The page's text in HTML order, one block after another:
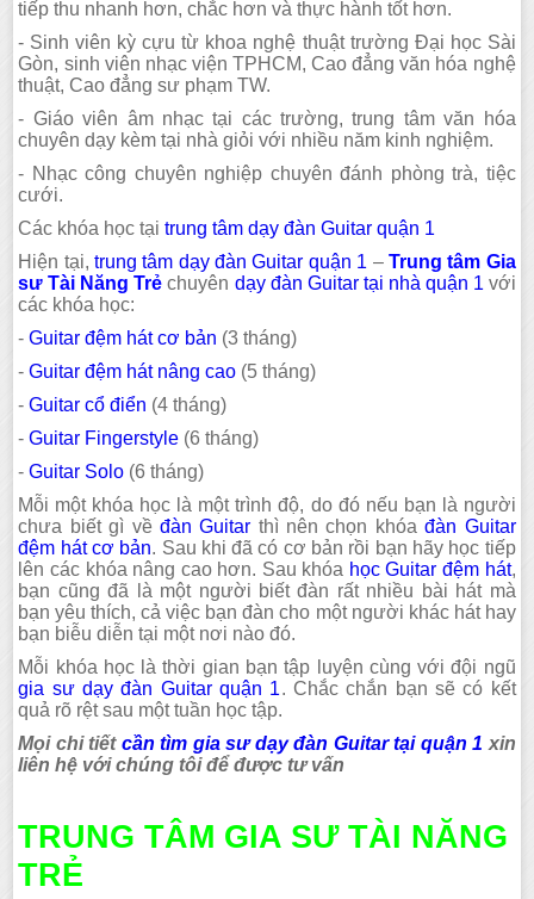
tiếp thu nhanh hơn, chắc hơn và thực hành tốt hơn.
- Sinh viên kỳ cựu từ khoa nghệ thuật trường Đại học Sài
Gòn, sinh viên nhạc viện TPHCM, Cao đẳng văn hóa nghệ
thuật, Cao đẳng sư phạm TW.
- Giáo viên âm nhạc tại các trường, trung tâm văn hóa
chuyên dạy kèm tại nhà giỏi với nhiều năm kinh nghiệm.
- Nhạc công chuyên nghiệp chuyên đánh phòng trà, tiệc
cưới.
Các khóa học tạitrung tâm dạy đàn Guitar quận 1
Hiện tại, trung tâm dạy đàn Guitar quận 1 – Trung tâm Gia
sư Tài Năng Trẻchuyên dạy đàn Guitar tại nhà quận 1 với
các khóa học:
-Guitar đệm hát cơ bản (3 tháng)
-Guitar đệm hát nâng cao (5 tháng)
-Guitar cổ điển (4 tháng)
-Guitar Fingerstyle (6 tháng)
-Guitar Solo (6 tháng)
Mỗi một khóa học là một trình độ, do đó nếu bạn là người
chưa biết gì về đàn Guitar thì nên chọn khóađàn Guitar
đệm hát cơ bản. Sau khi đã có cơ bản rồi bạn hãy học tiếp
lên các khóa nâng cao hơn. Sau khóa học Guitar đệm hát,
bạn cũng đã là một người biết đàn rất nhiều bài hát mà
bạn yêu thích, cả việc bạn đàn cho một người khác hát hay
bạn biễu diễn tại một nơi nào đó.
Mỗi khóa học là thời gian bạn tập luyện cùng với đội ngũ
gia sư dạy đàn Guitar quận 1. Chắc chắn bạn sẽ có kết
quả rõ rệt sau một tuần học tập.
Mọi chi tiết cần tìm gia sư dạy đàn Guitar tại quận 1 xin
liên hệ với chúng tôi để được tư vấn
TRUNG TÂM GIA SƯ TÀI NĂNG
TRẺ